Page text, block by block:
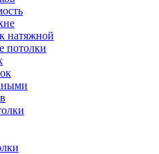
натяжной
потолки